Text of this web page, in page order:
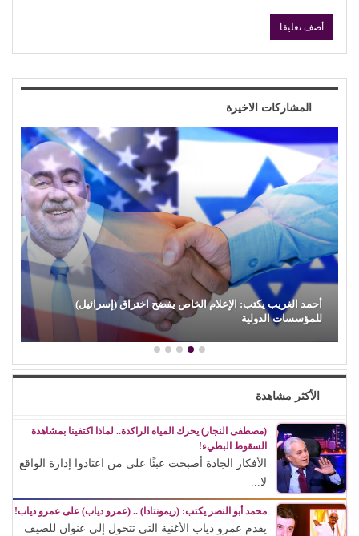
المشاركات الاخيرة
حكاية ودوشة.. و(مصطفى حدوتة)!
الأكثر مشاهدة
(مصطفى النجار) يحرك المياه الراكدة.. لماذا اكتفينا بمشاهدة
السقوط البطيء!
الأفكار الجادة أصبحت عبئًا على من اعتادوا إدارة الواقع
لا...
محمد أبو النصر يكتب: (ريمونتادا) .. (عمرو دياب) على عمرو دياب!
يقدم عمرو دياب الأغنية التي تتحول إلى عنوان للصيف